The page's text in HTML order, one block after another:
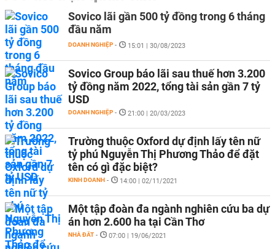
Sovico lãi gần 500 tỷ đồng trong 6 tháng
đầu năm
DOANH NGHIỆP - 15:01 | 30/08/2023
Sovico Group báo lãi sau thuế hơn 3.200
tỷ đồng năm 2022, tổng tài sản gần 7 tỷ
USD
DOANH NGHIỆP - 21:00 | 20/03/2023
Trường thuộc Oxford dự định lấy tên nữ
tỷ phú Nguyễn Thị Phương Thảo để đặt
tên có gì đặc biệt?
KINH DOANH - 14:00 | 02/11/2021
Một tập đoàn đa ngành nghiên cứu ba dự
án hơn 2.600 ha tại Cần Thơ
NHÀ ĐẤT - 07:00 | 19/06/2021